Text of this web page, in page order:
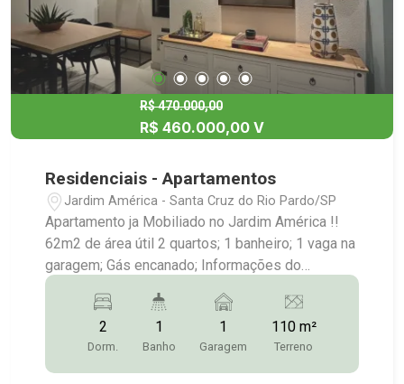
R$ 470.000,00
R$ 460.000,00 V
Residenciais - Apartamentos
Jardim América - Santa Cruz do Rio Pardo/SP
Apartamento ja Mobiliado no Jardim América !!
62m2 de área útil 2 quartos; 1 banheiro; 1 vaga na
garagem; Gás encanado; Informações do
condomínio: Condomínio: R$250,00/mês
Academia; Elevador; Localização; Jardim América,
Santa Cruz do Rio Pardo Diferenciais Ar-
condicionado em todos os cômodos Móveis
planejados em todos os ambientes Sacada
2
Dorm.
1
Banho
1
Garagem
110 m²
Terreno